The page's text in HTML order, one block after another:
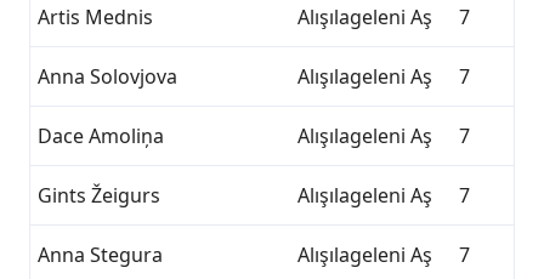
Artis Mednis Alışılageleni Aş 7
Anna Solovjova Alışılageleni Aş 7
Dace Amoliņa Alışılageleni Aş 7
Gints Žeigurs Alışılageleni Aş 7
Anna Stegura Alışılageleni Aş 7